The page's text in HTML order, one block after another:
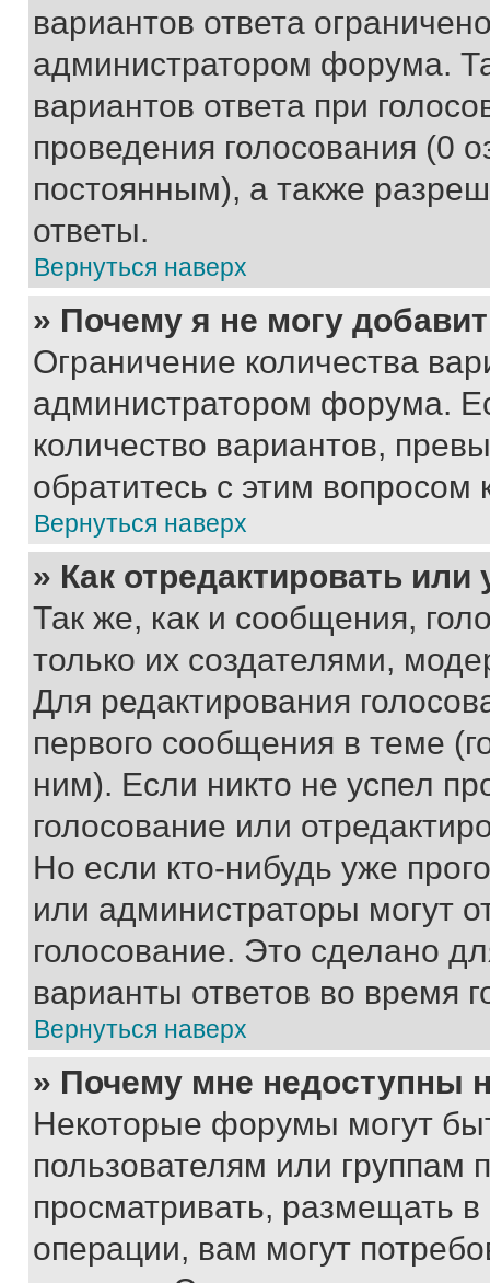
вариантов ответа
администратором форума.
вариантов ответа при
проведения голосования (0
постоянным), а также
ответы.
Вернуться наверх
» Почему я не могу
Ограничение количества
администратором форума.
количество вариантов,
обратитесь с этим вопросом
Вернуться наверх
» Как отредактировать
Так же, как и сообщения,
только их создателями,
Для редактирования
первого сообщения в теме
ним). Если никто не успел
голосование или
Но если кто-нибудь уже
или администраторы могут
голосование. Это сделано
варианты ответов во время
Вернуться наверх
» Почему мне недоступны
Некоторые форумы могут
пользователям или группам
просматривать, размещать
операции, вам могут